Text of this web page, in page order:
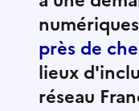
près de
lieux
réseau